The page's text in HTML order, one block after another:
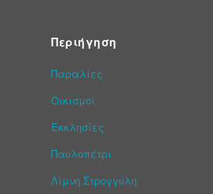
Περιήγηση
Παραλίες
Οικισμοί
Εκκλησίες
Παυλοπέτρι
Λίμνη Στρογγύλη